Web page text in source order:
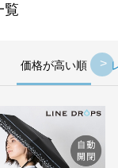
覧
価格が高い順